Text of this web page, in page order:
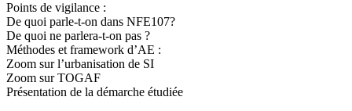
Points de vigilance :
De quoi parle-t-on dans NFE107?
De quoi ne parlera-t-on pas ?
Méthodes et framework d’AE :
Zoom sur l’urbanisation de SI
Zoom sur TOGAF
Présentation de la démarche étudiée